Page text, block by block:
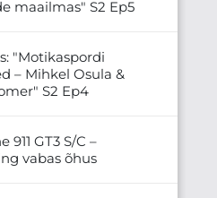
maailmas" S2 Ep5
"Motikaspordi
– Mihkel Osula &
S2 Ep4
911 GT3 S/C –
vabas õhus